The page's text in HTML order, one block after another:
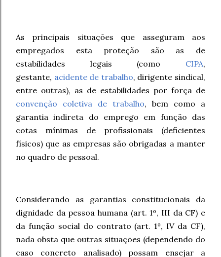
As principais situações que asseguram aos
empregados esta proteção são as de
estabilidades legais (como
CIPA,
gestante, acidente de trabalho, dirigente sindical,
entre outras), as de estabilidades por força de
convenção coletiva de trabalho, bem como a
garantia indireta do emprego em função das
cotas mínimas de profissionais (deficientes
físicos) que as empresas são obrigadas a manter
no quadro de pessoal.
Considerando as garantias constitucionais da
dignidade da pessoa humana (art. 1º, III da CF) e
da função social do contrato (art. 1º, IV da CF),
nada obsta que outras situações (dependendo do
caso concreto analisado) possam ensejar a